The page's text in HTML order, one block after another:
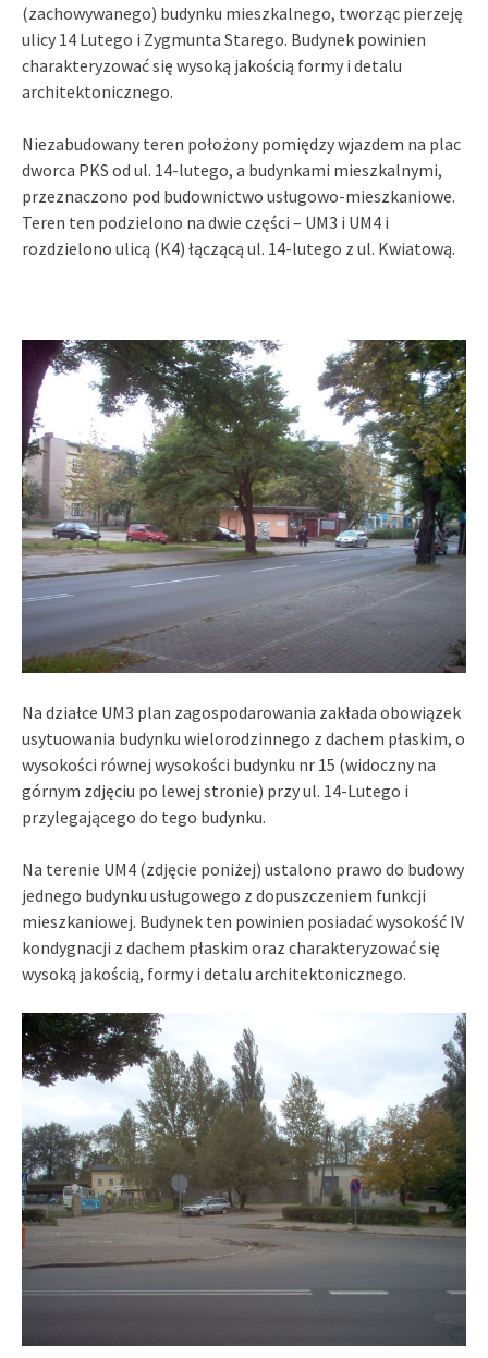
(zachowywanego) budynku mieszkalnego, tworząc pierzeję
ulicy 14 Lutego i Zygmunta Starego. Budynek powinien
charakteryzować się wysoką jakością formy i detalu
architektonicznego.
Niezabudowany teren położony pomiędzy wjazdem na plac
dworca PKS od ul. 14-lutego, a budynkami mieszkalnymi,
przeznaczono pod budownictwo usługowo-mieszkaniowe.
Teren ten podzielono na dwie części – UM3 i UM4 i
rozdzielono ulicą (K4) łączącą ul. 14-lutego z ul. Kwiatową.
Na działce UM3 plan zagospodarowania zakłada obowiązek
usytuowania budynku wielorodzinnego z dachem płaskim, o
wysokości równej wysokości budynku nr 15 (widoczny na
górnym zdjęciu po lewej stronie) przy ul. 14-Lutego i
przylegającego do tego budynku.
Na terenie UM4 (zdjęcie poniżej) ustalono prawo do budowy
jednego budynku usługowego z dopuszczeniem funkcji
mieszkaniowej. Budynek ten powinien posiadać wysokość IV
kondygnacji z dachem płaskim oraz charakteryzować się
wysoką jakością, formy i detalu architektonicznego.